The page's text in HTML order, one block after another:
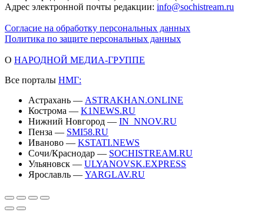
Адрес электронной почты редакции: info@sochistream.ru
Согласие на обработку персональных данных
Политика по защите персональных данных
О НАРОДНОЙ МЕДИА-ГРУППЕ
Все порталы НМГ:
Астрахань — ASTRAKHAN.ONLINE
Кострома — K1NEWS.RU
Нижний Новгород — IN_NNOV.RU
Пенза — SMI58.RU
Иваново — KSTATI.NEWS
Сочи/Краснодар — SOCHISTREAM.RU
Ульяновск — ULYANOVSK.EXPRESS
Ярославль — YARGLAV.RU